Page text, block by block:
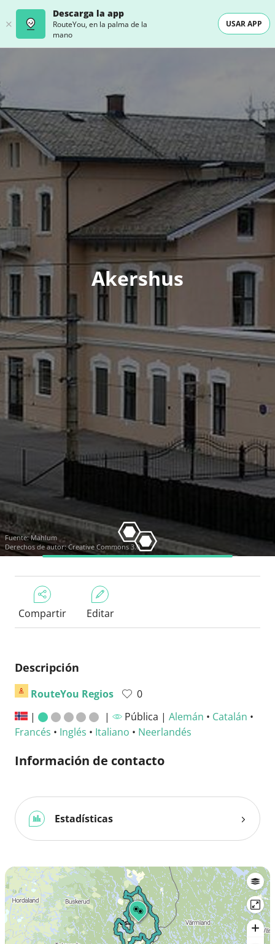
Descarga la app
RouteYou, en la palma de la
mano
USAR APP
Akershus
Fuente:Mahlum
Derechos de autor: Creative Commons 3.0
Compartir Editar
Descripción
RouteYou Regios
0
|
| Pública | Alemán • Catalán •
Francés • Inglés • Italiano • Neerlandés
Información de contacto
Estadísticas